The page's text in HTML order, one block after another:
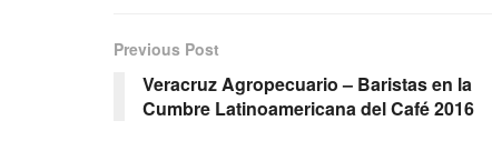
Previous Post
Veracruz Agropecuario – Baristas en la
Cumbre Latinoamericana del Café 2016